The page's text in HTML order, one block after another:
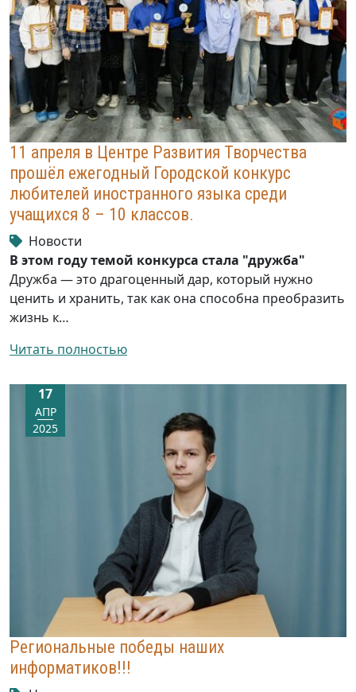
11 апреля в Центре Развития Творчества
прошёл ежегодный Городской конкурс
любителей иностранного языка среди
учащихся 8 – 10 классов.
Новости
В этом году темой конкурса стала "дружба"
Дружба — это драгоценный дар, который нужно
ценить и хранить, так как она способна преобразить
жизнь к…
Читать полностью
Региональные победы наших
информатиков!!!
17
АПР
2025